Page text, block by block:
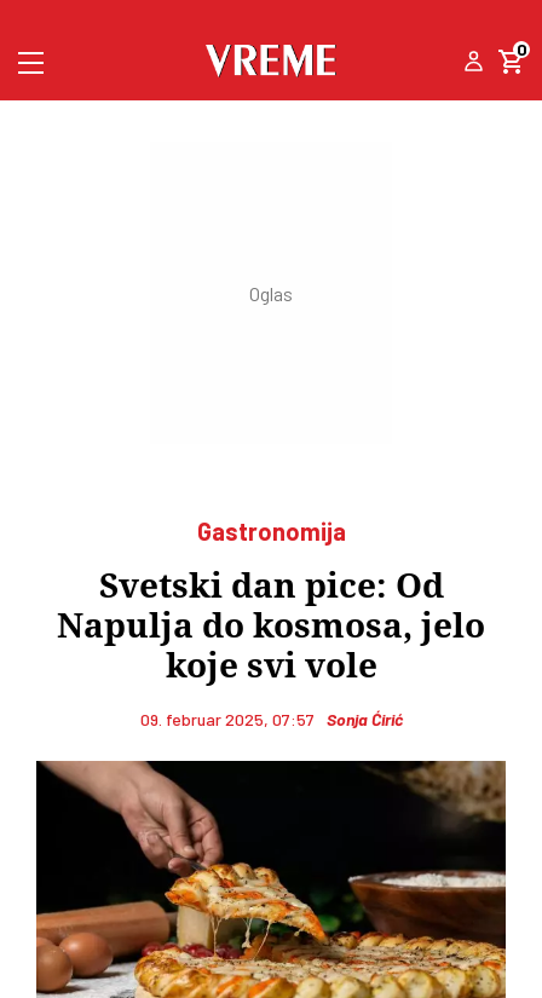
0
Gastronomija
Svetski dan pice: Od
Napulja do kosmosa, jelo
koje svi vole
09. februar 2025, 07:57 Sonja Ćirić